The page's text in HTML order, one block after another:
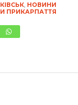
, НОВИНИ
ПРИКАРПАТТЯ